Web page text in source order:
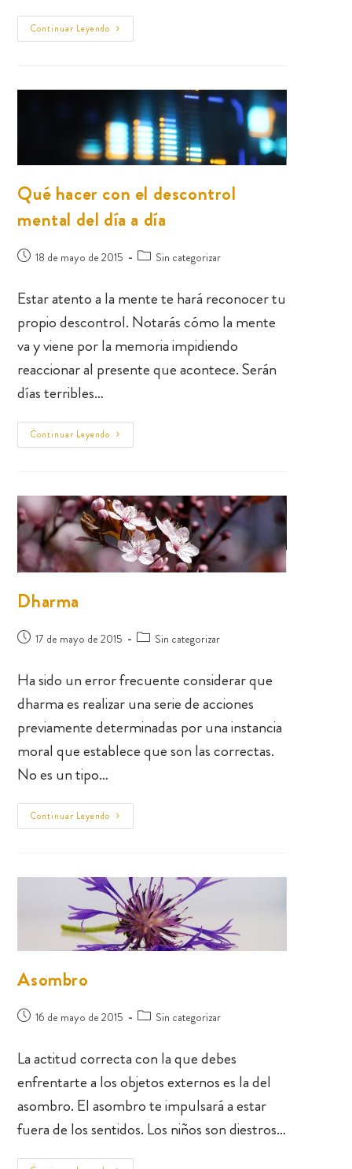
Continuar Leyendo
Qué hacer con el descontrol
mental del día a día
18 de mayo de 2015 Sin categorizar
Estar atento a la mente te hará reconocer tu
propio descontrol. Notarás cómo la mente
va y viene por la memoria impidiendo
reaccionar al presente que acontece. Serán
días terribles…
Continuar Leyendo
Dharma
17 de mayo de 2015 Sin categorizar
Ha sido un error frecuente considerar que
dharma es realizar una serie de acciones
previamente determinadas por una instancia
moral que establece que son las correctas.
No es un tipo…
Continuar Leyendo
Asombro
16 de mayo de 2015 Sin categorizar
La actitud correcta con la que debes
enfrentarte a los objetos externos es la del
asombro. El asombro te impulsará a estar
fuera de los sentidos. Los niños son diestros…